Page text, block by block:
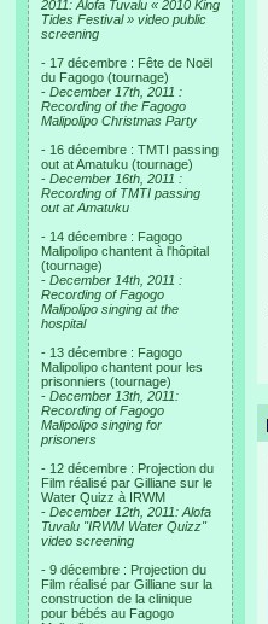
2011: Alofa Tuvalu « 2010 King
Tides Festival » video public
screening
- 17 décembre : Fête de Noël
du Fagogo (tournage)
- December 17th, 2011 :
Recording of the Fagogo
Malipolipo Christmas Party
- 16 décembre : TMTI passing
out at Amatuku (tournage)
- December 16th, 2011 :
Recording of TMTI passing
out at Amatuku
- 14 décembre : Fagogo
Malipolipo chantent à l'hôpital
(tournage)
- December 14th, 2011 :
Recording of Fagogo
Malipolipo singing at the
hospital
- 13 décembre : Fagogo
Malipolipo chantent pour les
prisonniers (tournage)
- December 13th, 2011:
Recording of Fagogo
Malipolipo singing for
prisoners
- 12 décembre : Projection du
Film réalisé par Gilliane sur le
Water Quizz à IRWM
- December 12th, 2011: Alofa
Tuvalu "IRWM Water Quizz"
video screening
- 9 décembre : Projection du
Film réalisé par Gilliane sur la
construction de la clinique
pour bébés au Fagogo